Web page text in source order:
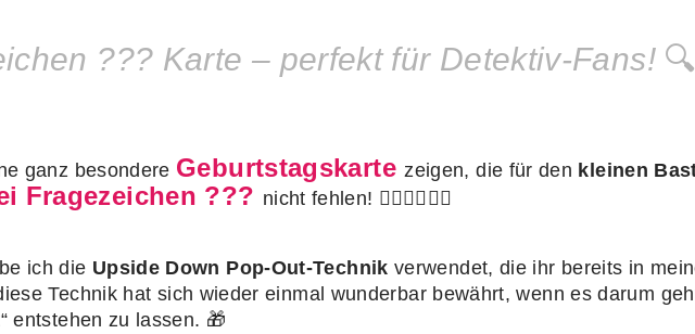
??? Karte – perfekt für Detektiv‑Fans!
ganz besondere Geburtstagskarte zeigen, die für den kleinen
Fragezeichen ??? nicht fehlen! 🕵️‍♂️🕵️‍♀️🕵️‍♂️
ich die Upside Down Pop‑Out‑Technik verwendet, die ihr bereits in
Technik hat sich wieder einmal wunderbar bewährt, wenn es darum
entstehen zu lassen. 🎁